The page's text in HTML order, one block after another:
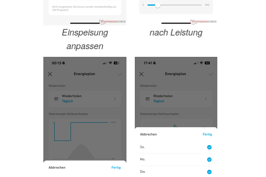
Einspeisung
anpassen
nach Leistung